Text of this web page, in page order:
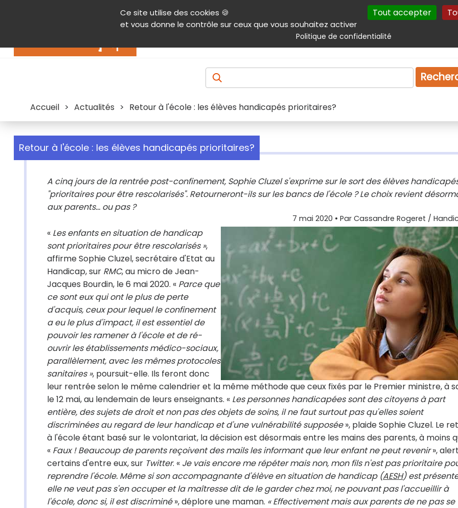
Ce site utilise des cookies 🍪
et vous donne le contrôle sur ceux que vous souhaitez activer
Tout accepter
Politique de confidentialité
Contenu Aide et accessibilité Menu principal Autres services Plan du site
Produits & services Emploi Droit
Accueil > Actualités > Retour à l'école : les élèves handicapés prioritaires?
Retour à l'école : les élèves handicapés prioritaires?
A cinq jours de la rentrée post-confinement, Sophie Cluzel s'exprime sur le sort des élèves
"prioritaires pour être rescolarisés". Retourneront-ils sur les bancs de l'école ? Le choix revient
aux parents... ou pas ?
7 mai 2020 • Par Cassandre Rogeret /
« Les enfants en situation de handicap
sont prioritaires pour être rescolarisés »,
affirme Sophie Cluzel, secrétaire d'Etat au
Handicap, sur RMC, au micro de Jean-
Jacques Bourdin, le 6 mai 2020. « Parce que
ce sont eux qui ont le plus de perte
d'acquis, ceux pour lequel le confinement
a eu le plus d'impact, il est essentiel de
pouvoir les ramener à l'école et de ré-
ouvrir les établissements médico-sociaux,
parallèlement, avec les mêmes protocoles
sanitaires », poursuit-elle. Ils feront donc
leur rentrée selon le même calendrier et la même méthode que ceux fixés par le Premier ministre, à
le 12 mai, au lendemain de leurs enseignants. « Les personnes handicapées sont des citoyens à part
entière, des sujets de droit et non pas des objets de soins, il ne faut surtout pas qu'elles soient
discriminées au regard de leur handicap et d'une vulnérabilité supposée», plaide Sophie Cluzel. Le
à l'école étant basé sur le volontariat, la décision est désormais entre les mains des parents, à moins
« Faux ! Beaucoup de parents reçoivent des mails les informant que leur enfant ne peut revenir»,
certains d'entre eux, sur Twitter. « Je vais encore me répéter mais non, mon fils n'est pas prioritaire
reprendre l'école. Même si son accompagnante d'élève en situation de handicap (AESH) est
elle ne veut pas s'en occuper et la maîtresse dit de le garder chez moi, ne pouvant pas l'accueillir à
l'école, donc si, il est discriminé», déplore une maman. « Effectivement mais aux parents de ne pas se